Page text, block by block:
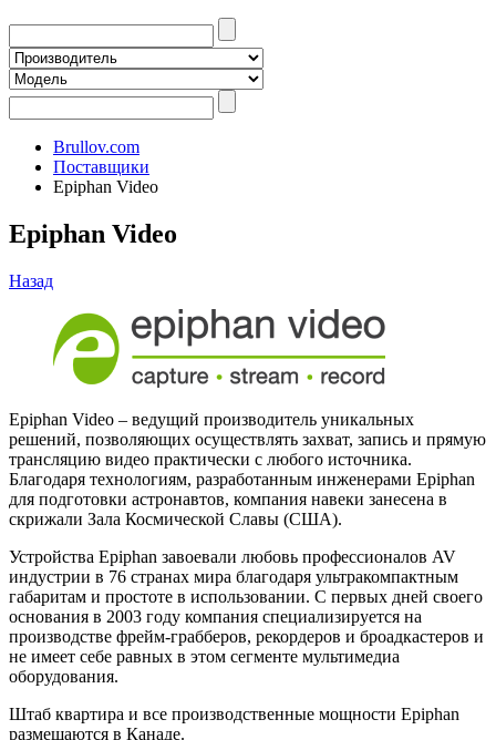
Brullov.com
Поставщики
Epiphan Video
Epiphan Video
Назад
Epiphan Video – ведущий производитель уникальных
решений, позволяющих осуществлять захват, запись и прямую
трансляцию видео практически с любого источника.
Благодаря технологиям, разработанным инженерами Epiphan
для подготовки астронавтов, компания навеки занесена в
скрижали Зала Космической Славы (США).
Устройства Epiphan завоевали любовь профессионалов AV
индустрии в 76 странах мира благодаря ультракомпактным
габаритам и простоте в использовании. С первых дней своего
основания в 2003 году компания специализируется на
производстве фрейм-грабберов, рекордеров и броадкастеров и
не имеет себе равных в этом сегменте мультимедиа
оборудования.
Штаб квартира и все производственные мощности Epiphan
размещаются в Канаде.